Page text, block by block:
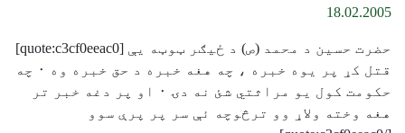
18.02.2005
حضرت حسين د محمد (ص) د ځيګر ټوټه يې [quote:c3cf0eeac0]
قتل کړ پر يوه خبره ، چه هغه خبره د حق خبره وه ٠ چه
حکومت کول يو مراثتي شئ نه دۍ ٠ او پر دغه خبر تر
هغه وخته ولاړ وو ترڅوچه ئې سر پر پرې سوو